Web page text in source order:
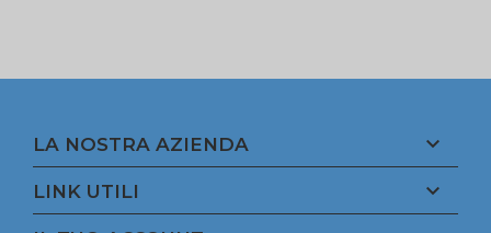
LA NOSTRA AZIENDA 
LINK UTILI 